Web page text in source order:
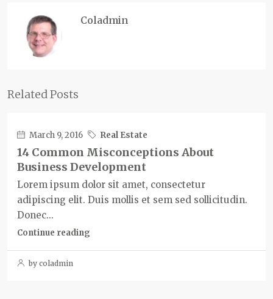
Coladmin
Related Posts
March 9, 2016 Real Estate
14 Common Misconceptions About
Business Development
Lorem ipsum dolor sit amet, consectetur
adipiscing elit. Duis mollis et sem sed sollicitudin.
Donec...
Continue reading
by coladmin